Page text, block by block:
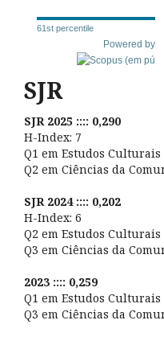
61st percentile
Powered by
SJR
SJR 2025 :::: 0,290
H-Index: 7
Q1 em Estudos Culturais
Q2 em Ciências da
SJR 2024 :::: 0,202
H-Index: 6
Q2 em Estudos Culturais
Q3 em Ciências da
2023 :::: 0,259
Q1 em Estudos
Q3 em Ciências da